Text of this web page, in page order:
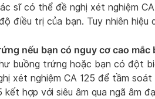
sĩ có thể đề nghị xét nghiệm
điều trị của bạn. Tuy nhiên hiệu
nếu bạn có nguy cơ cao mắc
buồng trứng hoặc bạn có đột
xét nghiệm CA 125 để tầm
kết hợp với siêu âm qua ngã âm